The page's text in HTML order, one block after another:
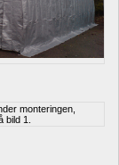
monteringen,
bild 1.